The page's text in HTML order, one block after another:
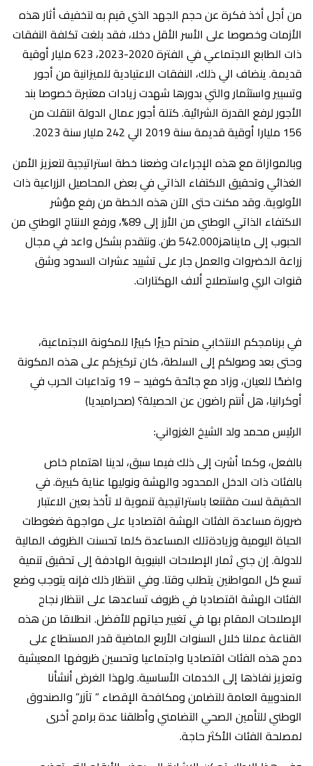
من أجل أخذ فكرة عن حجم الجهد الذي قيم به لتخفيف أثار هذه
الأزمات وخصوصا على الأسر الأقل دخلا، فقد بلغت تكلفة النفقات
ذات الطابع الاجتماعي في الفترة 2020-2023، 623 مليار أوقية
قديمة. ينضاف الي ذلك، النفقات الاعتيادية للميزانية من أجور
وتسيير واستثمار والتي بدورها شهدت زيادات معتبرة خصوصا بند
الأجور لرفع القدرة الشرائية. كتلة أجور عمال الدولة انتقلت من
156 مليارا أوقية قديمة سنة 2019 الي 242 مليار سنة 2023.
وبالموازاة مع هذه الإجراءات وضعنا خطة استراتيجية لتعزيز الأمن
الغذائي وتحقيق الاكتفاء الذاتي في بعض المحاصيل الزراعية ذات
الأولوية. وقد مكنت حتى الآن هذه الخطة من رفع مؤشر
الاكتفاء الذاتي الوطني من الأرز إلى 89%، ورفع الانتاج الوطني من
الحبوب إلى مايناهز542.000 طن. ونتقدم بشكل واعد في مجال
زراعة الخضروات والعمل جار على تشييد عشرات السدود وشق
قنوات الري واستصلاح ألاف الهكتارات.
في برنامجكم الانتخابي منحتم حيزًا كبيرًا للمكونة الاجتماعية،
وحتى بعد وصولكم إلى السلطة، كان تركيزكم على هذه المكونة
واضحًا للعيان، وزاد مع جائحة كوفيد – 19 وتداعيات الحرب في
أوكرانيا، هل أنتم راضون عن الحصيلة؟ (صحراميديا)
الرئيس محمد ولد الشيخ الغزواني:
‎بالفعل، وكما أشرت إلى ذلك فيما سبق، لدينا اهتمام خاص
بالفئات ذات الدخل المحدود والهشة ونوليها عناية كبيرة. في
الحقيقة لست مقتنعا باستراتيجية تنموية لا تأخذ بعين الاعتبار
ضرورة مساعدة الفئات الهشة اقتصاديا على مواجهة ضغوطات
الحياة اليومية وزيادةتلك المساعدة كلما تحسنت الظروف المالية
للدولة. إن جني ثمار الإصلاحات البنيوية الهادفة إلى تحقيق تنمية
تسع كل المواطنين يتطلب وقتا. وفي انتظار ذلك فإنه يتوجب وضع
الفئات الهشة اقتصاديا في ظروف تساعدها على انتظار نجاح
الإصلاحات المقام بها في تغيير حياتهم للأفضل. انطلاقا من هذه
القناعة عملنا خلال السنوات الأربع الماضية قدر المستطاع على
دمج هذه الفئات اقتصاديا واجتماعيا وتحسين ظروفها المعيشية
وتعزيز نفاذها إلى الخدمات الأساسية. ولهذا الغرض أنشأنا
المندوبية العامة للتضامن ومكافحة الإقصاء ” تآزر” والصندوق
الوطني للتأمين الصحي التضامني وأطلقنا عدة برامج أخرى
لمصلحة الفئات الأكثر حاجة.